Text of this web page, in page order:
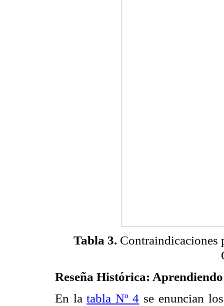
Tabla 3. Contraindicaciones
Reseña Histórica:
En latabla Nº 4 se enuncian